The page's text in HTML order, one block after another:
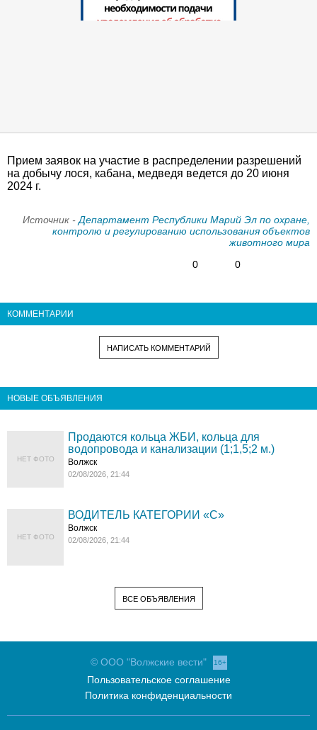
Прием заявок на участие в распределении разрешений
на добычу лося, кабана, медведя ведется до 20 июня
2024 г.
Источник - Департамент Республики Марий Эл по охране,
контролю и регулированию использования объектов
животного мира
0
0
КОММЕНТАРИИ
НАПИСАТЬ КОММЕНТАРИЙ
НОВЫЕ ОБЪЯВЛЕНИЯ
НЕТ ФОТО
Продаются кольца ЖБИ, кольца для
водопровода и канализации (1;1,5;2 м.)
Волжск
02/08/2026, 21:44
НЕТ ФОТО
ВОДИТЕЛЬ КАТЕГОРИИ «C»
Волжск
02/08/2026, 21:44
ВСЕ ОБЪЯВЛЕНИЯ
© ООО "Волжские вести" 16+
Пользовательское соглашение
Политика конфиденциальности